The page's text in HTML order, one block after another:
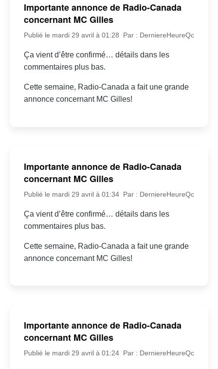
Importante annonce de Radio-Canada
concernant MC Gilles
Publié le mardi 29 avril à 01:28 Par : DerniereHeureQc
Ça vient d’être confirmé… détails dans les
commentaires plus bas.
Cette semaine, Radio-Canada a fait une grande
annonce concernant MC Gilles!
Importante annonce de Radio-Canada
concernant MC Gilles
Publié le mardi 29 avril à 01:34 Par : DerniereHeureQc
Ça vient d’être confirmé… détails dans les
commentaires plus bas.
Cette semaine, Radio-Canada a fait une grande
annonce concernant MC Gilles!
Importante annonce de Radio-Canada
concernant MC Gilles
Publié le mardi 29 avril à 01:24 Par : DerniereHeureQc